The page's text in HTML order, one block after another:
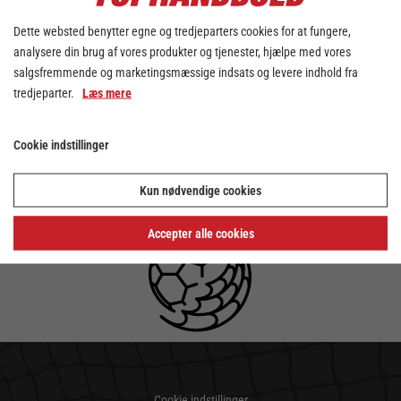
Dette websted benytter egne og tredjeparters cookies for at fungere,
analysere din brug af vores produkter og tjenester, hjælpe med vores
salgsfremmende og marketingsmæssige indsats og levere indhold fra
tredjeparter. Læs mere
Cookie indstillinger
Kun nødvendige cookies
Accepter alle cookies